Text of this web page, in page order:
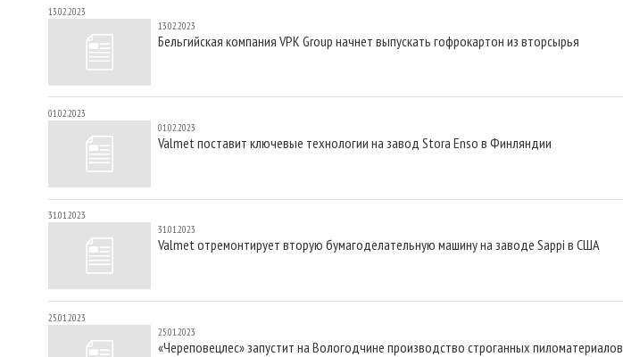
13.02.2023
13.02.2023
Бельгийская компания VPK Group начнет выпускать гофрокартон из вторсырья
01.02.2023
01.02.2023
Valmet поставит ключевые технологии на завод Stora Enso в Финляндии
31.01.2023
31.01.2023
Valmet отремонтирует вторую бумагоделательную машину на заводе Sappi в США
25.01.2023
25.01.2023
«Череповецлес» запустит на Вологодчине производство строганных пиломатериалов